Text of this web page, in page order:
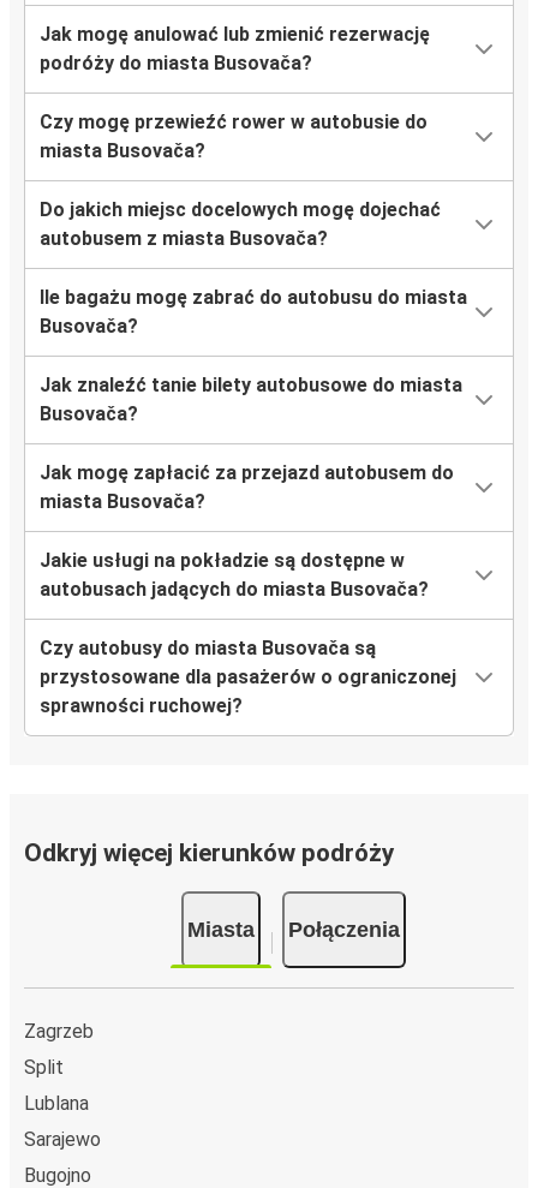
Jak mogę anulować lub zmienić rezerwację
podróży do miasta Busovača?
Czy mogę przewieźć rower w autobusie do
miasta Busovača?
Do jakich miejsc docelowych mogę dojechać
autobusem z miasta Busovača?
Ile bagażu mogę zabrać do autobusu do miasta
Busovača?
Jak znaleźć tanie bilety autobusowe do miasta
Busovača?
Jak mogę zapłacić za przejazd autobusem do
miasta Busovača?
Jakie usługi na pokładzie są dostępne w
autobusach jadących do miasta Busovača?
Czy autobusy do miasta Busovača są
przystosowane dla pasażerów o ograniczonej
sprawności ruchowej?
Odkryj więcej kierunków podróży
Miasta Połączenia
Zagrzeb
Split
Lublana
Sarajewo
Bugojno